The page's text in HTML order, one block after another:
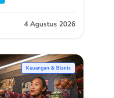
4 Agustus 2026
Keuangan & Bisnis